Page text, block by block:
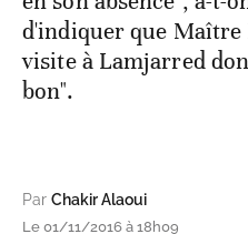
d'indiquer que Maître
visite à Lamjarred
bon".
Par Chakir Alaoui
Le 01/11/2016 à 18h09